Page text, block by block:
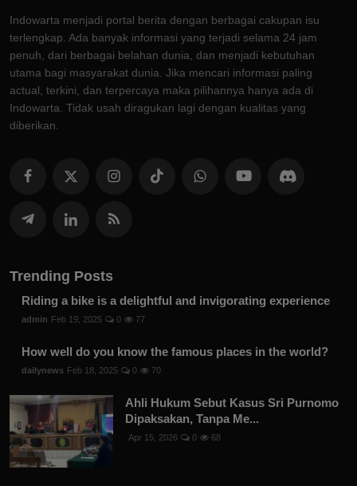
Indowarta menjadi portal berita dengan berbagai cakupan isu
terlengkap. Ada banyak informasi yang terjadi selama 24 jam
penuh, dari berbagai belahan dunia, dan menjadi kebutuhan
utama bagi masyarakat dunia. Jika mencari informasi paling
actual, terkini, dan terpercaya maka pilihannya hanya ada di
Indowarta. Tidak usah diragukan lagi dengan kualitas yang
diberikan.
Trending Posts
Riding a bike is a delightful and invigorating experience
admin Feb 19, 2025 0 77
How well do you know the famous places in the world?
dailynews Feb 18, 2025 0 70
Ahli Hukum Sebut Kasus Sri Purnomo
Dipaksakan, Tanpa Me...
Apr 15, 2026 0 68